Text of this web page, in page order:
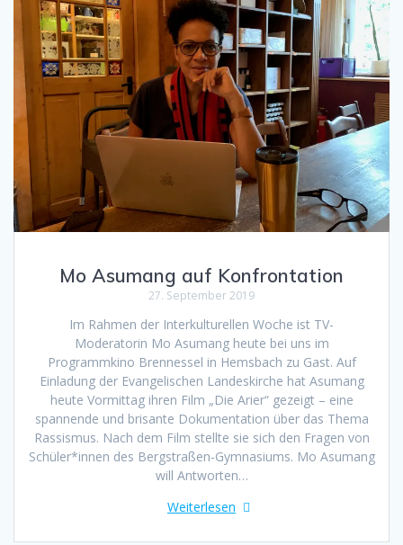
Mo Asumang auf Konfrontation
27. September 2019
Im Rahmen der Interkulturellen Woche ist TV-
Moderatorin Mo Asumang heute bei uns im
Programmkino Brennessel in Hemsbach zu Gast. Auf
Einladung der Evangelischen Landeskirche hat Asumang
heute Vormittag ihren Film „Die Arier“ gezeigt – eine
spannende und brisante Dokumentation über das Thema
Rassismus. Nach dem Film stellte sie sich den Fragen von
Schüler*innen des Bergstraßen-Gymnasiums. Mo Asumang
will Antworten…
Weiterlesen